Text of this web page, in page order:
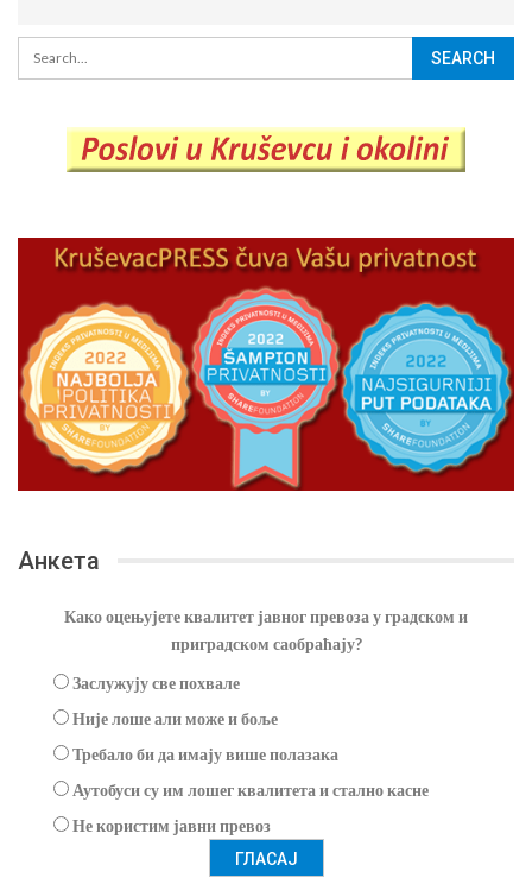
Анкета
Како оцењујете квалитет јавног превоза у градском и
приградском саобраћају?
Заслужују све похвале
Није лоше али може и боље
Требало би да имају више полазака
Аутобуси су им лошег квалитета и стално касне
Не користим јавни превоз